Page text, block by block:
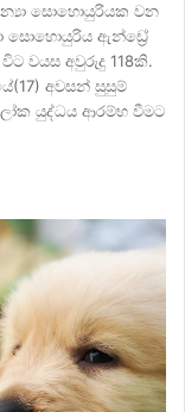
සොහොයුරියක වන
සොහොයුරිය ඇන්ඩ්‍රේ
වයස අවුරුදු 118කි.
අවසන් සුසුම්
යුද්ධය ආරම්භ වීමට